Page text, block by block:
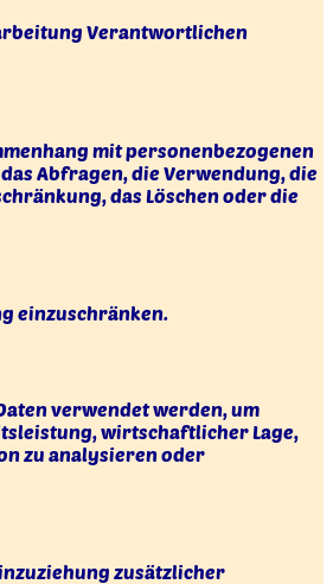
Verantwortlichen
mit personenbezogenen
Abfragen, die Verwendung, die
das Löschen oder die
einzuschränken.
verwendet werden, um
wirtschaftlicher Lage,
zu analysieren oder
zusätzlicher